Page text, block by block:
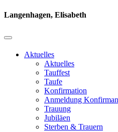
Langenhagen, Elisabeth
Aktuelles
Aktuelles
Tauffest
Taufe
Konfirmation
Anmeldung
Trauung
Jubiläen
Sterben & Trauern